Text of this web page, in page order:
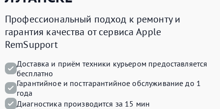
Профессиональный подход к ремонту и
гарантия качества от сервиса Apple
RemSupport
Доставка и приём техники курьером предоставляется
бесплатно
Гарантийное и постгарантийное обслуживание до 1
года
Диагностика производится за 15 мин